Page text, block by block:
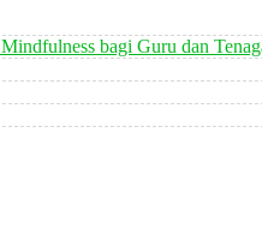
bagi Guru dan